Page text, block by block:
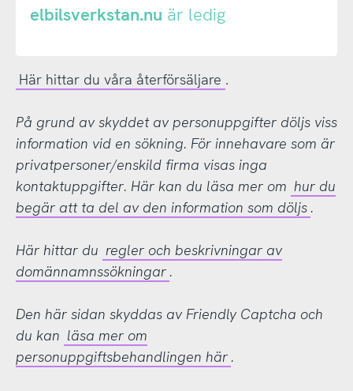
eller
elbilsverkstan.nu är ledig
Här hittar du våra återförsäljare .
På grund av skyddet av personuppgifter döljs viss
information vid en sökning. För innehavare som är
privatpersoner/enskild firma visas inga
kontaktuppgifter. Här kan du läsa mer om hur du
begär att ta del av den information som döljs .
Här hittar du regler och beskrivningar av
domännamnssökningar .
Den här sidan skyddas av Friendly Captcha och
du kan läsa mer om
personuppgiftsbehandlingen här .